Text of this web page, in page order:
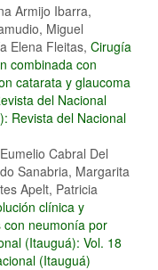
Armijo Ibarra,
Miguel
Elena Fleitas, Cirugía
combinada con
catarata y glaucoma
del Nacional
Revista del Nacional
Cabral Del
Sanabria, Margarita
Apelt, Patricia
clínica y
con neumonía por
(Itauguá): Vol. 18
(Itauguá)